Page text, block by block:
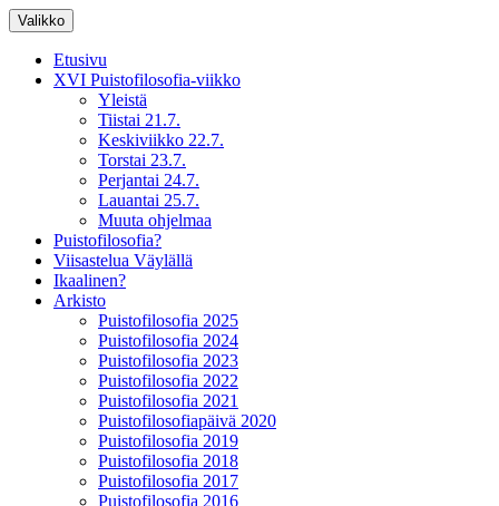
Puistofilosofia
15.-19.7.2025
Valikko Siirry
sisältöön
Etusivu
XVI Puistofilosofia-viikko
Yleistä
Tiistai 21.7.
Keskiviikko 22.7.
Torstai 23.7.
Perjantai 24.7.
Lauantai 25.7.
Muuta ohjelmaa
Puistofilosofia?
Viisastelua Väylällä
Ikaalinen?
Arkisto
Puistofilosofia 2025
Puistofilosofia 2024
Puistofilosofia 2023
Puistofilosofia 2022
Puistofilosofia 2021
Puistofilosofiapäivä 2020
Puistofilosofia 2019
Puistofilosofia 2018
Puistofilosofia 2017
Puistofilosofia 2016